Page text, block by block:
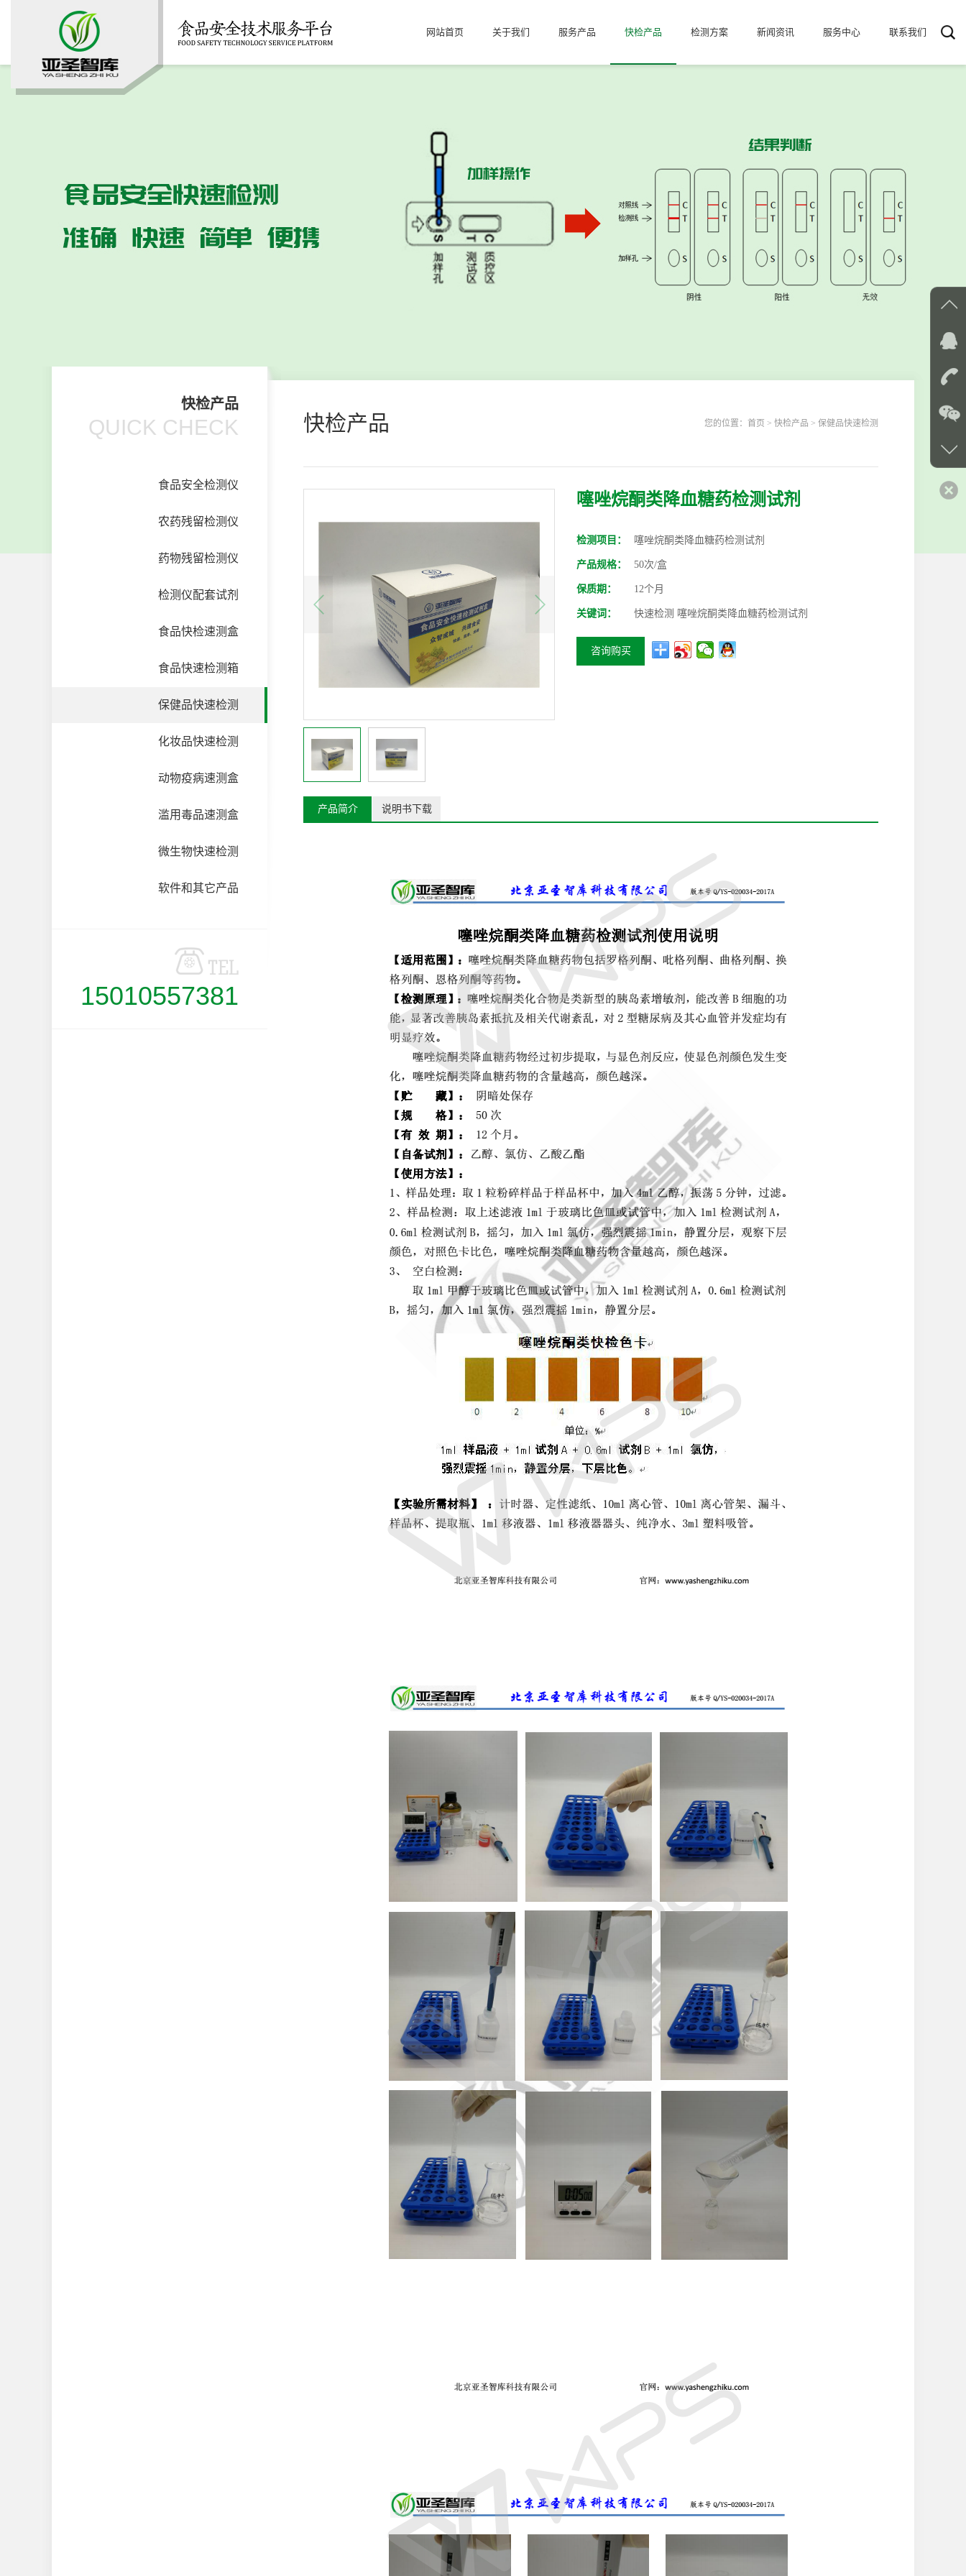
网站首页 关于我们 服务产品 快检产品 检测方案 新闻资讯 服务中心 联系我们
快检产品
QUICK CHECK
食品安全检测仪
农药残留检测仪
药物残留检测仪
检测仪配套试剂
食品快检速测盒
食品快速检测箱
保健品快速检测
化妆品快速检测
动物疫病速测盒
滥用毒品速测盒
微生物快速检测
软件和其它产品
15010557381
快检产品 您的位置： 首页 > 快检产品 > 保健品快速检测
噻唑烷酮类降血糖药检测试剂
检测项目： 噻唑烷酮类降血糖药检测试剂
产品规格： 50次/盒
保质期： 12个月
关键词： 快速检测 噻唑烷酮类降血糖药检测试剂
咨询购买
产品简介 说明书下载